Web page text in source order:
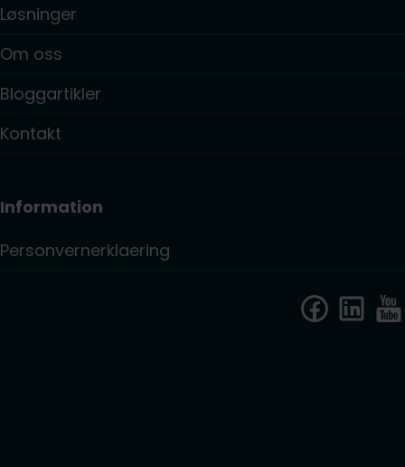
Løsninger
Om oss
Bloggartikler
Kontakt
Information
Personvernerklaering